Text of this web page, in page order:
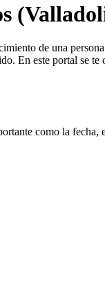
de una
En este portal se
como la fecha,